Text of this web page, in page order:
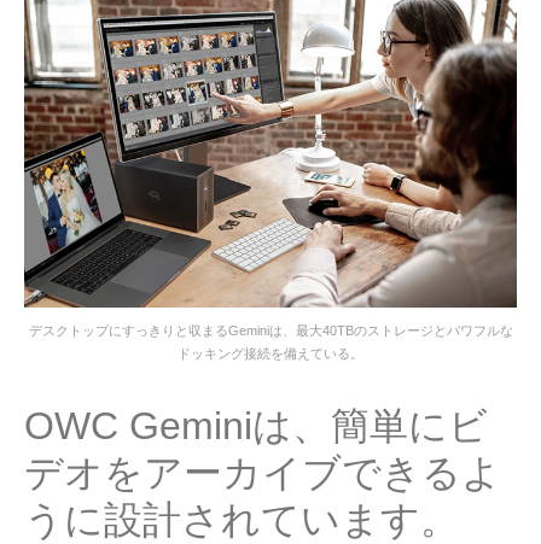
デスクトップにすっきりと収まるGeminiは、最大40TBのストレージとパワフルな
ドッキング接続を備えている。
OWC Geminiは、簡単にビ
デオをアーカイブできるよ
うに設計されています。